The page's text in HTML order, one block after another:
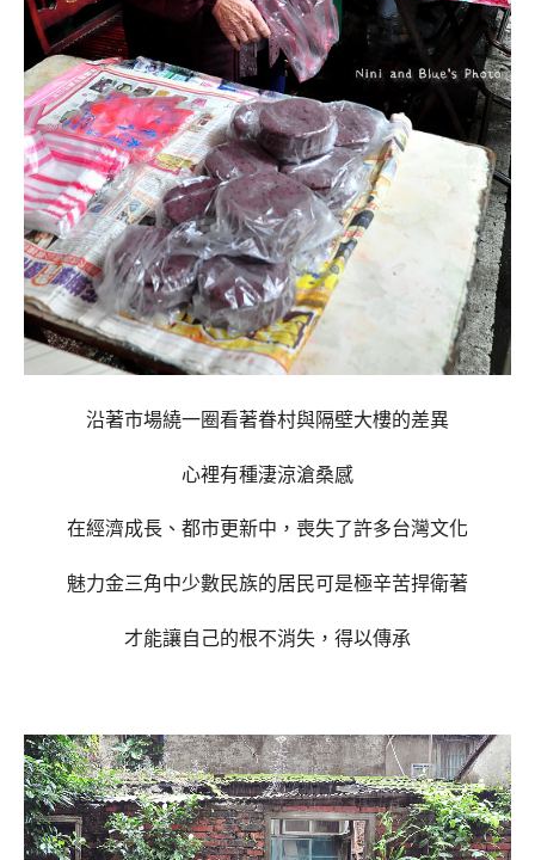
沿著市場繞一圈看著眷村與隔壁大樓的差異
心裡有種淒涼滄桑感
在經濟成長、都市更新中，喪失了許多台灣文化
魅力金三角中少數民族的居民可是極辛苦捍衛著
才能讓自己的根不消失，得以傳承